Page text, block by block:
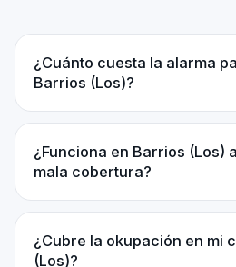
¿Cuánto cuesta la alarma
Barrios (Los)?
¿Funciona en Barrios (Los)
mala cobertura?
¿Cubre la okupación en mi
(Los)?